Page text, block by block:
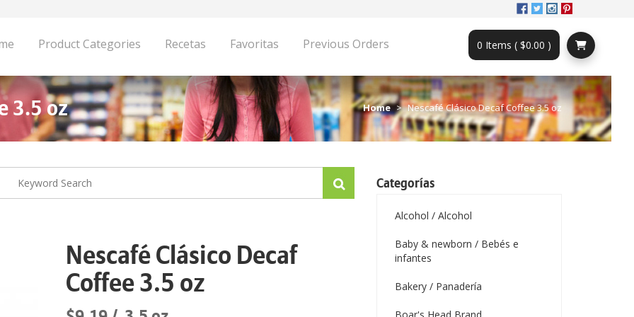
Product Categories Recetas Favoritas Previous Orders 0 Items ( $0.00 )
3.5 oz Home Nescafé Clásico Decaf Coffee 3.5 oz
Nescafé Clásico Decaf
Coffee 3.5 oz
Categorías
Alcohol / Alcohol
Baby & newborn / Bebés e
infantes
Bakery / Panadería